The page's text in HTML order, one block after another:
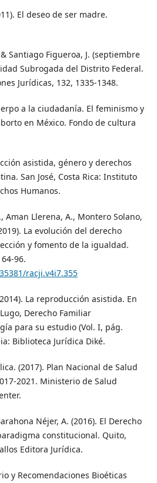
El deseo de ser madre.
Santiago Figueroa, J. (septiembre
Subrogada del Distrito Federal.
Jurídicas, 132, 1335-1348.
a la ciudadanía. El feminismo y
en México. Fondo de cultura
asistida, género y derechos
San José, Costa Rica: Instituto
Humanos.
Aman Llerena, A., Montero Solano,
La evolución del derecho
y fomento de la igualdad.
96.
racji.v4i7.355
La reproducción asistida. En
Derecho Familiar
para su estudio (Vol. I, pág.
Biblioteca Jurídica Diké.
(2017). Plan Nacional de Salud
2021. Ministerio de Salud
Néjer, A. (2016). El Derecho
constitucional. Quito,
Editora Jurídica.
y Recomendaciones Bioéticas